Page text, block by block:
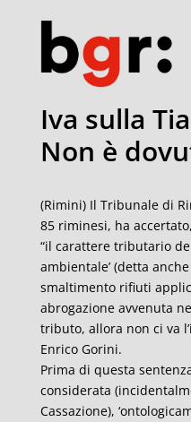
Iva sulla
Non è
(Rimini) Il Tribunale di
85 riminesi, ha
“il carattere tributario
ambientale’ (detta anche
smaltimento rifiuti
abrogazione avvenuta
tributo, allora non ci va
Enrico Gorini.
Prima di questa
considerata
Cassazione),